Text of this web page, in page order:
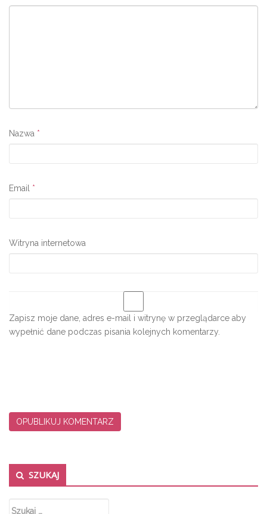
Nazwa *
Email *
Witryna internetowa
Zapisz moje dane, adres e-mail i witrynę w przeglądarce aby
wypełnić dane podczas pisania kolejnych komentarzy.
Secondary Sidebar
SZUKAJ
Szukaj: